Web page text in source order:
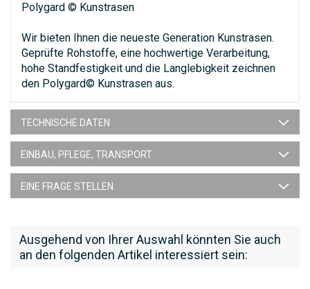
Polygard © Kunstrasen
Wir bieten Ihnen die neueste Generation Kunstrasen.
Geprüfte Rohstoffe, eine hochwertige Verarbeitung,
hohe Standfestigkeit und die Langlebigkeit zeichnen
den Polygard© Kunstrasen aus.
TECHNISCHE DATEN
EINBAU, PFLEGE, TRANSPORT
EINE FRAGE STELLEN
Ausgehend von Ihrer Auswahl könnten Sie auch
an den folgenden Artikel interessiert sein: